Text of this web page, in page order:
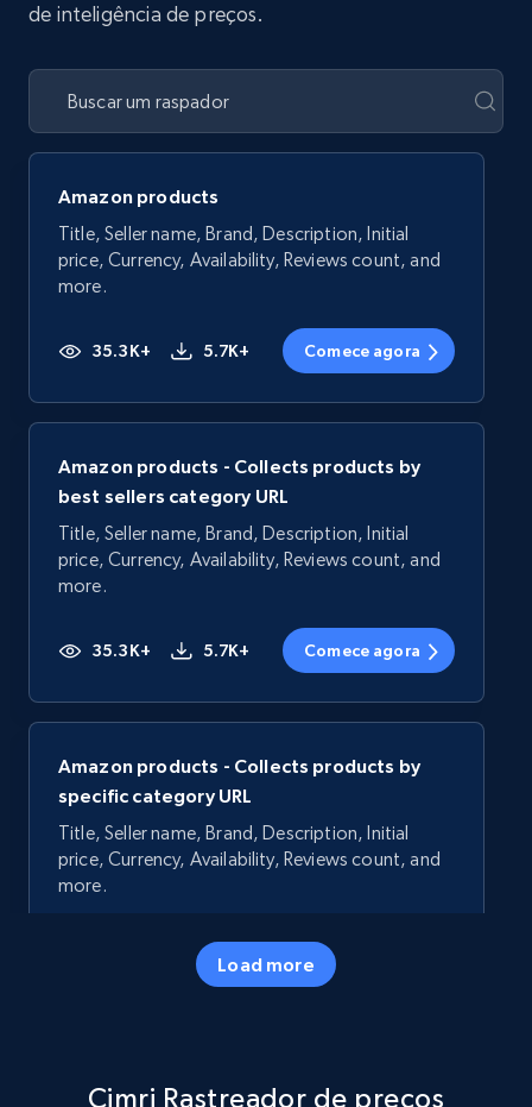
de inteligência de preços.
Amazon products
Title, Seller name, Brand, Description, Initial
price, Currency, Availability, Reviews count, and
more.
35.3K+ 5.7K+ Comece agora
Amazon products - Collects products by
best sellers category URL
Title, Seller name, Brand, Description, Initial
price, Currency, Availability, Reviews count, and
more.
35.3K+ 5.7K+ Comece agora
Amazon products - Collects products by
specific category URL
Title, Seller name, Brand, Description, Initial
price, Currency, Availability, Reviews count, and
more.
5.7K+ Comece agora
specific keywords
Load more
Cimri Rastreador de preços